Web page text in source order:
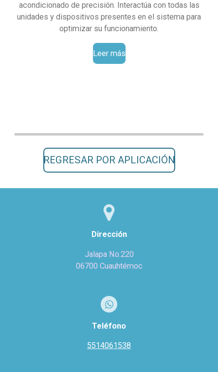
acondicionado de precisión. Interactúa con todas las
unidades y dispositivos presentes en el sistema para
optimizar su funcionamiento.
Leer más
REGRESAR POR APLICACIÓN
Dirección
Jalapa No.220
06700 Cuauhtémoc
Teléfono
5514061538